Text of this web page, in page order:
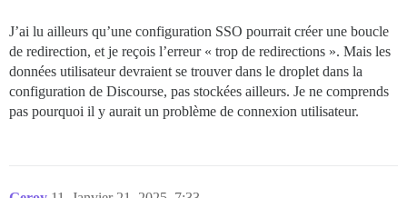
J’ai lu ailleurs qu’une configuration SSO pourrait créer une boucle
de redirection, et je reçois l’erreur « trop de redirections ». Mais les
données utilisateur devraient se trouver dans le droplet dans la
configuration de Discourse, pas stockées ailleurs. Je ne comprends
pas pourquoi il y aurait un problème de connexion utilisateur.